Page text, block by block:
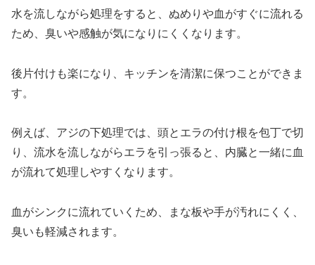
水を流しながら処理をすると、ぬめりや血がすぐに流れる
ため、臭いや感触が気になりにくくなります。
後片付けも楽になり、キッチンを清潔に保つことができま
す。
例えば、アジの下処理では、頭とエラの付け根を包丁で切
り、流水を流しながらエラを引っ張ると、内臓と一緒に血
が流れて処理しやすくなります。
血がシンクに流れていくため、まな板や手が汚れにくく、
臭いも軽減されます。